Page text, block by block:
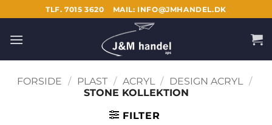
til
indhold
TLF. 7015 3620 MAIL: INFO@JMHANDEL.DK
FORSIDE / PLAST / ACRYL / DESIGN ACRYL /
STONE KOLLEKTION
FILTER